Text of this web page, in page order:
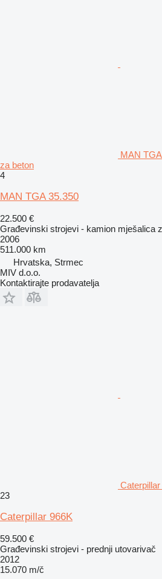
MAN
za beton
4
MAN TGA 35.350
22.500 €
Građevinski strojevi - kamion mješalica
2006
511.000 km
Hrvatska, Strmec
MIV d.o.o.
Kontaktirajte prodavatelja
23
Caterpillar 966K
59.500 €
Građevinski strojevi - prednji utovarivač
2012
15.070 m/č